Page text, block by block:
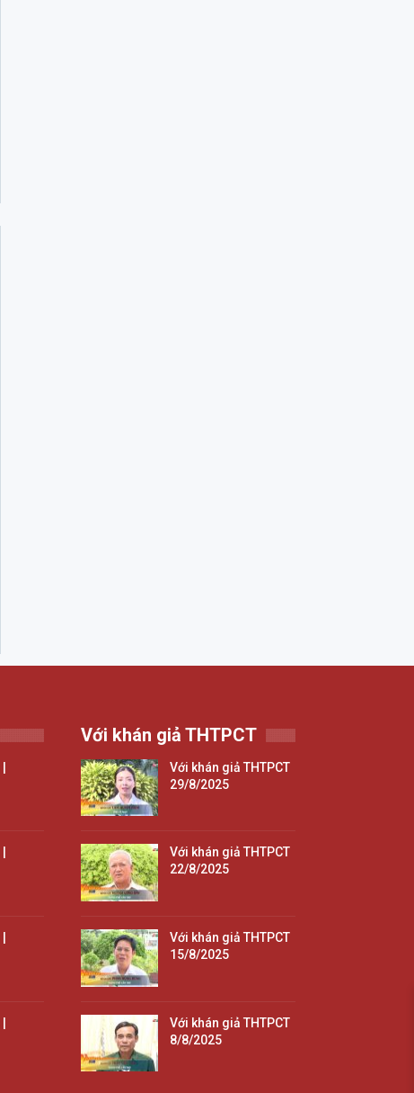
Với khán giả THTPCT
Với khán giả THTPCT
29/8/2025
Với khán giả THTPCT
22/8/2025
Với khán giả THTPCT
15/8/2025
Với khán giả THTPCT
8/8/2025